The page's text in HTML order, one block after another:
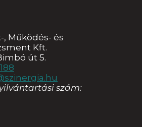
, Működés- és
Kft.
út 5.
szám: